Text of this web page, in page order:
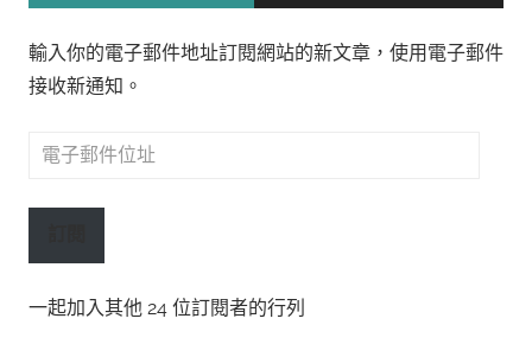
輸入你的電子郵件地址訂閱網站的新文章，使用電子郵件
接收新通知。
電
郵
址
一起加入其他 24 位訂閱者的行列